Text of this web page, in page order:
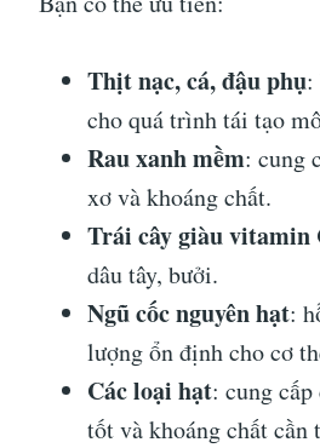
Thịt nạc, cá, đậu phụ:
cho quá trình tái tạo
Rau xanh mềm: cung
xơ và khoáng chất.
Trái cây giàu vitamin
dâu tây, bưởi.
Ngũ cốc nguyên hạt:
lượng ổn định cho cơ
Các loại hạt: cung
tốt và khoáng chất cần